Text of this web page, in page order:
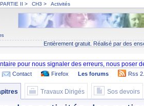
PARTIE II > CH3 > Activités
Entièrement gratuit. Réalisé par des
Contact Firefox Les forums Rss
Travaux Dirigés Sos devoirs